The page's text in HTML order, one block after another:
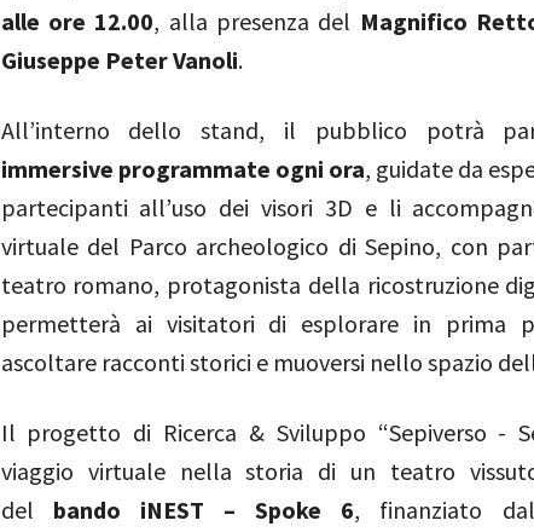
alle ore 12.00, alla presenza del Magnifico
Giuseppe Peter Vanoli.
All’interno dello stand, il pubblico potrà
immersive programmate ogni ora, guidate da
partecipanti all’uso dei visori 3D e li
virtuale del Parco archeologico di Sepino, con
teatro romano, protagonista della ricostruzione
permetterà ai visitatori di esplorare in prima
ascoltare racconti storici e muoversi nello spazio
Il progetto di Ricerca & Sviluppo “Sepiverso -
viaggio virtuale nella storia di un teatro
del bando iNEST – Spoke 6, finanziato